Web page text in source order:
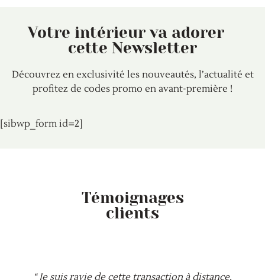
Votre intérieur va adorer
cette Newsletter
Découvrez en exclusivité les nouveautés, l’actualité et
profitez de codes promo en avant-première !
[sibwp_form id=2]
Témoignages
clients
“ Je suis ravie de cette transaction à distance.